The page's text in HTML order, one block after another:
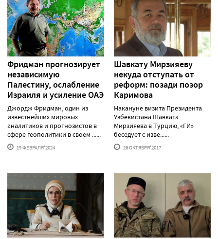
Фридман прогнозирует
независимую
Палестину, ослабление
Израиля и усиление ОАЭ
Джордж Фридман, один из
известнейших мировых
аналитиков и прогнозистов в
сфере геополитики в своем ......
19 ФЕВРАЛЯ'2024
Шавкату Мирзияеву
некуда отступать от
реформ: позади позор
Каримова
Накануне визита Президента
Узбекистана Шавката
Мирзияева в Турцию, «ГИ»
беседует с изве......
26 ОКТЯБРЯ'2017